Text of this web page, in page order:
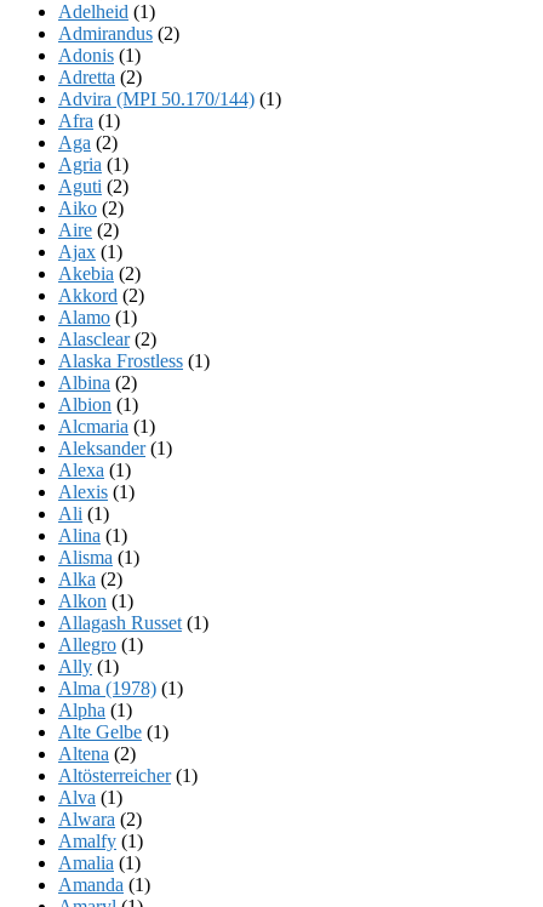
Adelheid (1)
Admirandus (2)
Adonis (1)
Adretta (2)
Advira (MPI 50.170/144) (1)
Afra (1)
Aga (2)
Agria (1)
Aguti (2)
Aiko (2)
Aire (2)
Ajax (1)
Akebia (2)
Akkord (2)
Alamo (1)
Alasclear(2)
Alaska Frostless (1)
Albina (2)
Albion (1)
Alcmaria (1)
Aleksander(1)
Alexa (1)
Alexis (1)
Ali (1)
Alina (1)
Alisma (1)
Alka (2)
Alkon (1)
Allagash Russet (1)
Allegro (1)
Ally (1)
Alma (1978) (1)
Alpha (1)
Alte Gelbe (1)
Altena (2)
Altösterreicher(1)
Alva (1)
Alwara (2)
Amalfy (1)
Amalia (1)
Amanda (1)